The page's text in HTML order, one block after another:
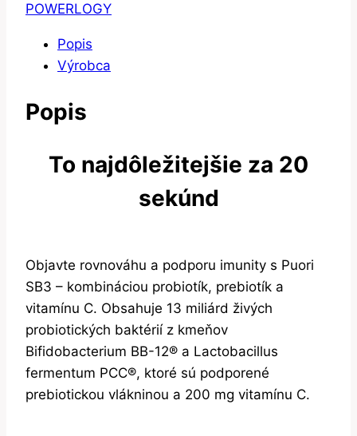
POWERLOGY
Popis
Výrobca
Popis
To najdôležitejšie za 20
sekúnd
Objavte rovnováhu a podporu imunity s Puori
SB3 – kombináciou probiotík, prebiotík a
vitamínu C. Obsahuje 13 miliárd živých
probiotických baktérií z kmeňov
Bifidobacterium BB-12® a Lactobacillus
fermentum PCC®, ktoré sú podporené
prebiotickou vlákninou a 200 mg vitamínu C.